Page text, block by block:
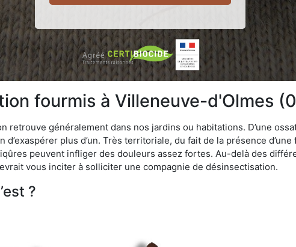
fourmis à Villeneuve-d'Olmes
retrouve généralement dans nos jardins ou habitations. D’une
plus d’un. Très territoriale, du fait de la présence
peuvent infliger des douleurs assez fortes. Au-delà des
vous inciter à solliciter une compagnie de désinsectisation.
?